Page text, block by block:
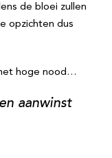
de bloei zullen
opzichten dus
hoge nood…
aanwinst